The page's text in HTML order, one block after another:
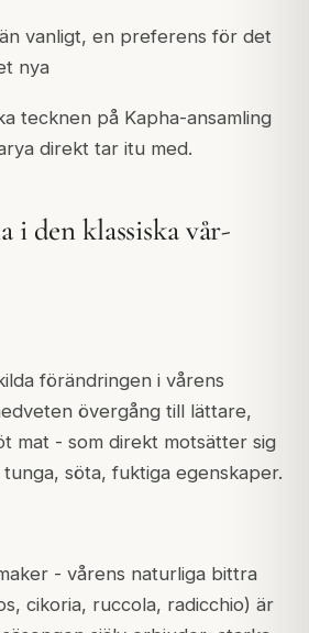
vanligt, en preferens för det
nya
tecknen på Kapha-ansamling
direkt tar itu med.
i den klassiska vår-
förändringen i vårens
övergång till lättare,
mat - som direkt motsätter sig
tunga, söta, fuktiga egenskaper.
- vårens naturliga bittra
cikoria, ruccola, radicchio) är